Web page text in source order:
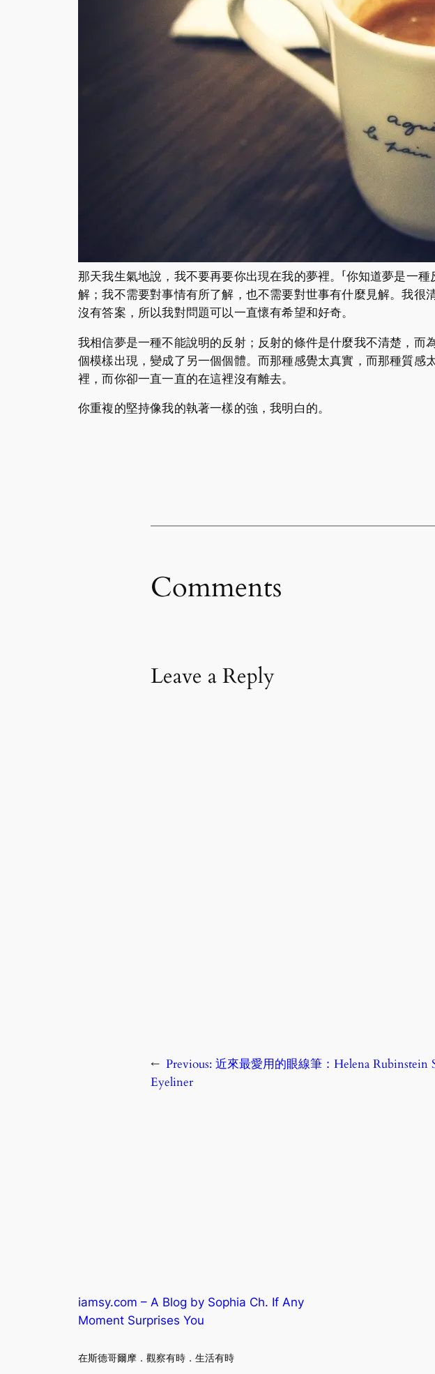
那天我生氣地說，我不要再要你出現在我的夢裡。「你知道夢是一
解；我不需要對事情有所了解，也不需要對世事有什麼見解。我
沒有答案，所以我對問題可以一直懷有希望和好奇。
我相信夢是一種不能說明的反射；反射的條件是什麼我不清楚，
個模樣出現，變成了另一個個體。而那種感覺太真實，而那種質
裡，而你卻一直一直的在這裡沒有離去。
你重複的堅持像我的執著一樣的強，我明白的。
Comments
Leave a Reply
← Previous: 近來最愛用的眼線筆：Helena Rubinstein
Eyeliner
iamsy.com – A Blog by Sophia Ch. If Any
Moment Surprises You
在斯德哥爾摩．觀察有時．生活有時